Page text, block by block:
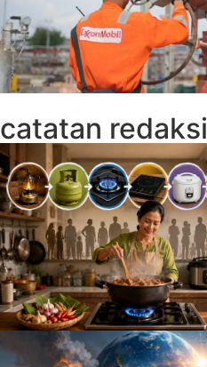
catatan redaksi